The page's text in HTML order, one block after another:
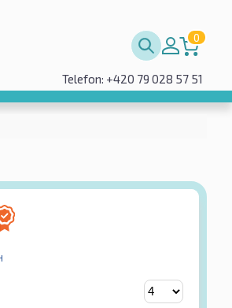
0
Telefon: +420 79 028 57 51